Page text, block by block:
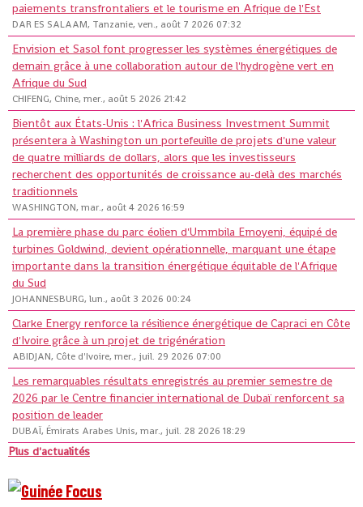
paiements transfrontaliers et le tourisme en Afrique de l'Est
DAR ES SALAAM, Tanzanie, ven., août 7 2026 07:32
Envision et Sasol font progresser les systèmes énergétiques de
demain grâce à une collaboration autour de l'hydrogène vert en
Afrique du Sud
CHIFENG, Chine, mer., août 5 2026 21:42
Bientôt aux États-Unis : l'Africa Business Investment Summit
présentera à Washington un portefeuille de projets d'une valeur
de quatre milliards de dollars, alors que les investisseurs
recherchent des opportunités de croissance au-delà des marchés
traditionnels
WASHINGTON, mar., août 4 2026 16:59
La première phase du parc éolien d'Ummbila Emoyeni, équipé de
turbines Goldwind, devient opérationnelle, marquant une étape
importante dans la transition énergétique équitable de l'Afrique
du Sud
JOHANNESBURG, lun., août 3 2026 00:24
Clarke Energy renforce la résilience énergétique de Capraci en Côte
d'Ivoire grâce à un projet de trigénération
ABIDJAN, Côte d'Ivoire, mer., juil. 29 2026 07:00
Les remarquables résultats enregistrés au premier semestre de
2026 par le Centre financier international de Dubaï renforcent sa
position de leader
DUBAÏ, Émirats Arabes Unis, mar., juil. 28 2026 18:29
Plus d'actualités